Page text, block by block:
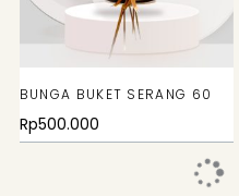
BUNGA BUKET SERANG 60
Rp500.000